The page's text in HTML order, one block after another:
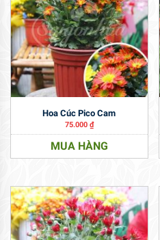
Hoa Cúc Pico Cam
75.000 ₫
MUA HÀNG